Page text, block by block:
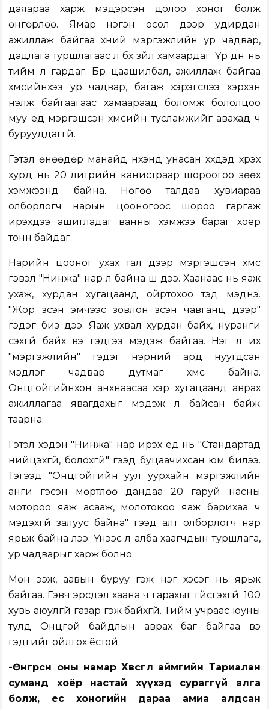
даяараа харж мэдэрсэн долоо хоног болж
өнгөрлөө. Ямар нэгэн осол дээр удирдан
ажиллаж байгаа хүний мэргэжлийн ур чадвар,
дадлага туршлагаас л бүх зүйл хамаардаг. Үр дүн нь
тийм л гардаг. Бүр цаашилбал, ажиллаж байгаа
хүмүүсийнхээ ур чадвар, багаж хэрэгслээ хэрхэн
үнэлж байгаагаас хамаараад боломж бололцоо
муу үед мэргэшсэн хүмүүсийн тусламжийг авахад ч
бурууддаггүй.
Гэтэл өнөөдөр манайд нүхэнд унасан хүүхдэд хүрэх
хурд нь 20 литрийн канистраар шороогоо зөөх
хэмжээнд байна. Нөгөө талдаа хувиараа
олборлогч нарын цооногоос шороо гаргаж
ирэхдээ ашигладаг ванны хэмжээ бараг хоёр
тонн байдаг.
Нарийн цооног ухах тал дээр мэргэшсэн хүмүүс
гэвэл "Нинжа" нар л байна шүү дээ. Хаанаас нь яаж
ухаж, хурдан хугацаанд ойртохоо тэд мэднэ.
"Жор үзсэн эмчээс зовлон үзсэн чавганц дээр"
гэдэг биз дээ. Яаж ухвал хурдан байх, нуранги
үүсэхгүй байх вэ гэдгээ мэдэж байгаа. Нэг л их
"мэргэжлийн" гэдэг нэрний ард нуугдсан
мэдлэг чадвар дутмаг хүмүүс байна.
Онцгойгийнхон анхнаасаа хэр хугацаанд аврах
ажиллагаа явагдахыг мэдэж л байсан байж
таарна.
Гэтэл хэдэн "Нинжа" нар ирэх үед нь "Стандартад
нийцэхгүй, болохгүй" гээд буцаачихсан юм билээ.
Тэгээд "Онцгойгийн уул уурхайн мэргэжлийн
анги гэсэн мөртлөө дандаа 20 гаруй насны
мотороо яаж асааж, молотокоо яаж барихаа ч
мэдэхгүй залуус байна" гээд алт олборлогч нар
ярьж байна лээ. Үүнээс л алба хаагчдын туршлага,
ур чадварыг харж болно.
Мөн ээж, аавын буруу гэж нэг хэсэг нь ярьж
байгаа. Гэвч эрсдэл хаана ч гарахыг үгүйсгэхгүй. 100
хувь аюулгүй газар гэж байхгүй. Тийм учраас юуны
тулд Онцгой байдлын аврах баг байгаа вэ
гэдгийг ойлгох ёстой.
-Өнгөрсөн оны намар Хөвсгөл аймгийн Тариалан
суманд хоёр настай хүүхэд сураггүй алга
болж, ес хоногийн дараа амиа алдсан